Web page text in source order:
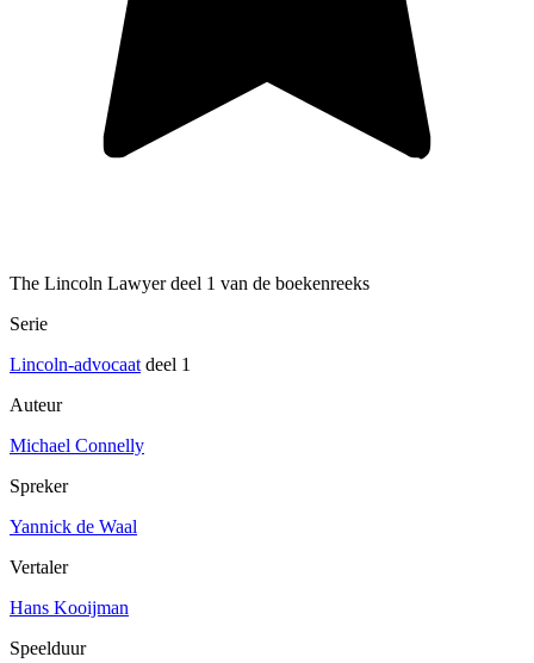
The Lincoln Lawyer deel 1 van de boekenreeks
Serie
Lincoln-advocaat deel 1
Auteur
Michael Connelly
Spreker
Yannick de Waal
Vertaler
Hans Kooijman
Speelduur